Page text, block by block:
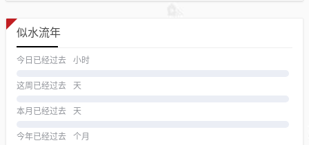
似水流年
今日已经过去 小时
这周已经过去 天
本月已经过去 天
今年已经过去 个月